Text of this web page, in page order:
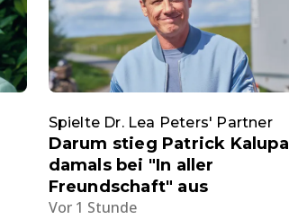
Spielte Dr. Lea Peters' Partner
Darum stieg Patrick Kalupa
damals bei "In aller
Freundschaft" aus
Vor 1 Stunde